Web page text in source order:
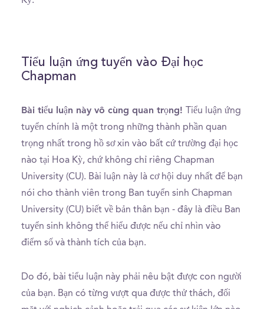
Tiểu luận ứng tuyển vào Đại học
Chapman
Bài tiểu luận này vô cùng quan trọng!
Tiểu luận ứng
tuyển chính là một trong những thành phần quan
trọng nhất trong hồ sơ xin vào bất cứ trường đại học
nào tại Hoa Kỳ, chứ không chỉ riêng Chapman
University (CU). Bài luận này là cơ hội duy nhất để bạn
nói cho thành viên trong Ban tuyển sinh Chapman
University (CU) biết về bản thân bạn - đây là điều Ban
tuyển sinh không thể hiểu được nếu chỉ nhìn vào
điểm số và thành tích của bạn.
Do đó, bài tiểu luận này phải nêu bật được con người
của bạn. Bạn có từng vượt qua được thử thách, đối